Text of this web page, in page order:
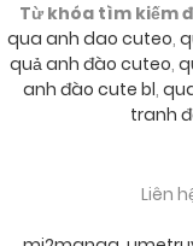
Từ khóa tìm kiếm
qua anh dao cuteo,
quả anh đào cuteo,
anh đào cute bl,
tranh
Liên